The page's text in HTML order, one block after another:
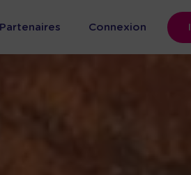
Partenaires Connexion